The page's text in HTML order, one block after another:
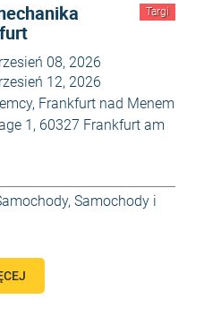
Targi
08, 2026
12, 2026
Frankfurt nad Menem
1, 60327 Frankfurt am
, Samochody i